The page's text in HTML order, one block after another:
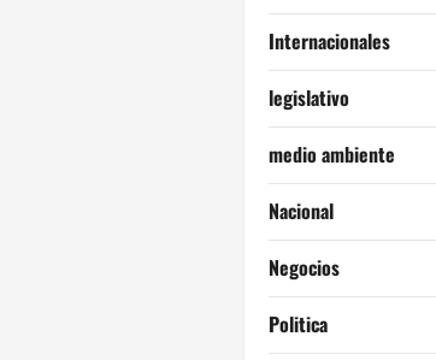
Internacionales
legislativo
medio ambiente
Nacional
Negocios
Politica